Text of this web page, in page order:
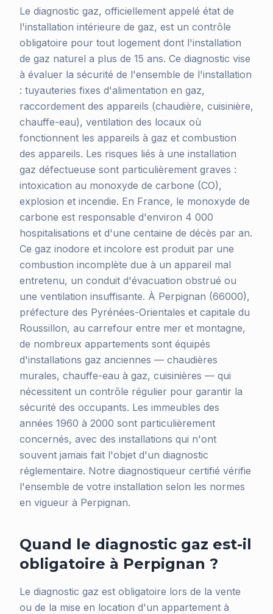
Le diagnostic gaz, officiellement appelé état de
l'installation intérieure de gaz, est un contrôle
obligatoire pour tout logement dont l'installation
de gaz naturel a plus de 15 ans. Ce diagnostic vise
à évaluer la sécurité de l'ensemble de l'installation
: tuyauteries fixes d'alimentation en gaz,
raccordement des appareils (chaudière, cuisinière,
chauffe-eau), ventilation des locaux où
fonctionnent les appareils à gaz et combustion
des appareils. Les risques liés à une installation
gaz défectueuse sont particulièrement graves :
intoxication au monoxyde de carbone (CO),
explosion et incendie. En France, le monoxyde de
carbone est responsable d'environ 4 000
hospitalisations et d'une centaine de décès par an.
Ce gaz inodore et incolore est produit par une
combustion incomplète due à un appareil mal
entretenu, un conduit d'évacuation obstrué ou
une ventilation insuffisante. À Perpignan (66000),
préfecture des Pyrénées-Orientales et capitale du
Roussillon, au carrefour entre mer et montagne,
de nombreux appartements sont équipés
d'installations gaz anciennes — chaudières
murales, chauffe-eau à gaz, cuisinières — qui
nécessitent un contrôle régulier pour garantir la
sécurité des occupants. Les immeubles des
années 1960 à 2000 sont particulièrement
concernés, avec des installations qui n'ont
souvent jamais fait l'objet d'un diagnostic
réglementaire. Notre diagnostiqueur certifié vérifie
l'ensemble de votre installation selon les normes
en vigueur à Perpignan.
Quand le diagnostic gaz est-il
obligatoire à Perpignan ?
Le diagnostic gaz est obligatoire lors de la vente
ou de la mise en location d'un appartement à